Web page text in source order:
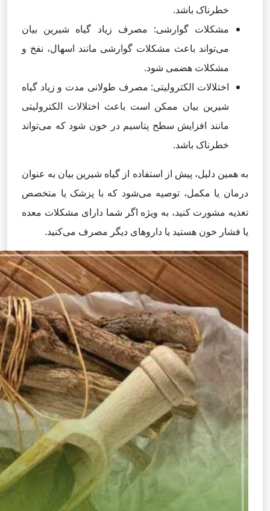
خطرناک باشد.
مشکلات گوارشی: مصرف زیاد گیاه شیرین بیان
می‌تواند باعث مشکلات گوارشی مانند اسهال، نفخ و
مشکلات هضمی شود.
اختلالات الکترولیتی: مصرف طولانی مدت و زیاد گیاه
شیرین بیان ممکن است باعث اختلالات الکترولیتی
مانند افزایش سطح پتاسیم در خون شود که می‌تواند
خطرناک باشد.
به همین دلیل، پیش از استفاده از گیاه شیرین بیان به عنوان
درمان یا مکمل، توصیه می‌شود که با پزشک یا متخصص
تغذیه مشورت کنید، به ویژه اگر شما دارای مشکلات معده
یا فشار خون هستید یا داروهای دیگر مصرف می‌کنید.